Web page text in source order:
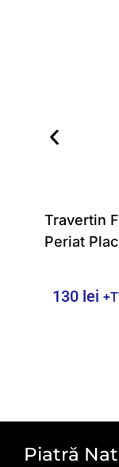
Travertin
Periat
130 lei
Piatră